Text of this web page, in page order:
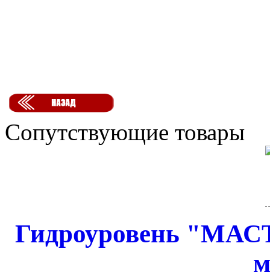
Сопутствующие товары
Гидроуровень